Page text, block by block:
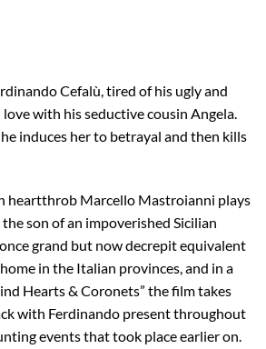
Cefalù, tired of his ugly and
with his seductive cousin Angela.
induces her to betrayal and then kills
heartthrob Marcello Mastroianni plays
the son of an impoverished Sicilian
grand but now decrepit equivalent
in the Italian provinces, and in a
Hearts & Coronets” the film takes
with Ferdinando present throughout
events that took place earlier on.